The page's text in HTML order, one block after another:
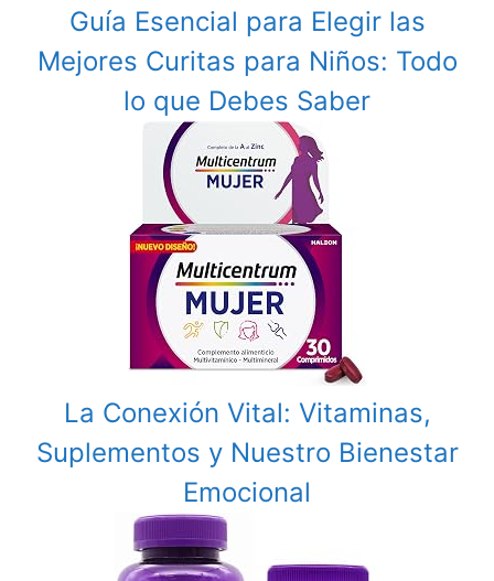
Guía Esencial para Elegir las
Mejores Curitas para Niños: Todo
lo que Debes Saber
La Conexión Vital: Vitaminas,
Suplementos y Nuestro Bienestar
Emocional